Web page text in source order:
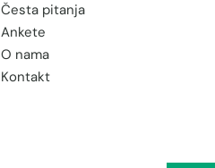
Česta pitanja
Ankete
O nama
Kontakt